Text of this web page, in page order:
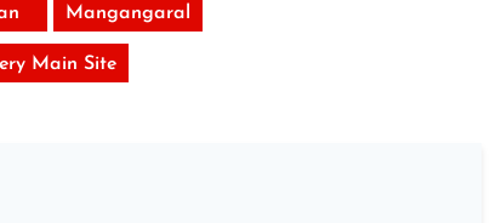
Mangangaral
Main Site